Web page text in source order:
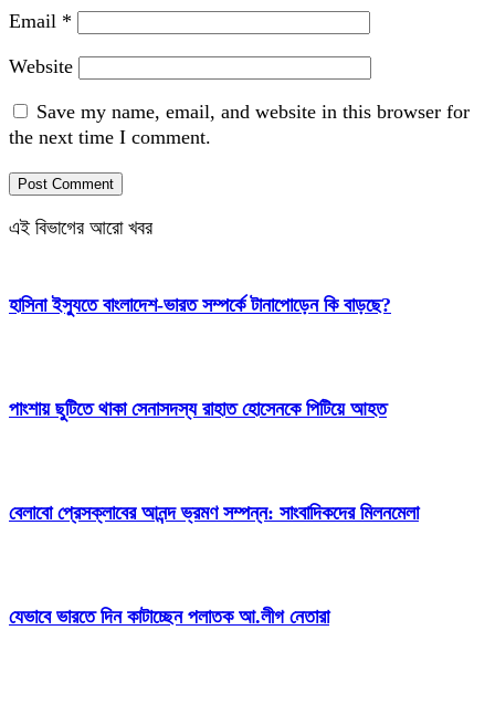
Email *
Website
Save my name, email, and website in this browser for
the next time I comment.
এই বিভাগের আরো খবর
হাসিনা ইস্যুতে বাংলাদেশ-ভারত সম্পর্কে টানাপোড়েন কি বাড়ছে?
পাংশায় ছুটিতে থাকা সেনাসদস্য রাহাত হোসেনকে পিটিয়ে আহত
বেলাবো প্রেসক্লাবের আনন্দ ভ্রমণ সম্পন্ন: সাংবাদিকদের মিলনমেলা
যেভাবে ভারতে দিন কাটাচ্ছেন পলাতক আ.লীগ নেতারা